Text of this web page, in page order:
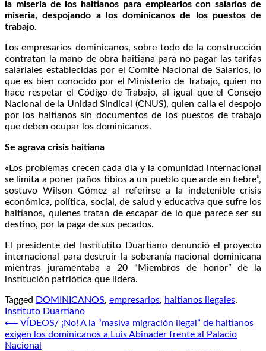
la miseria de los haitianos para emplearlos con salarios de
miseria, despojando a los dominicanos de los puestos de
trabajo.
Los empresarios dominicanos, sobre todo de la construcción
contratan la mano de obra haitiana para no pagar las tarifas
salariales establecidas por el Comité Nacional de Salarios, lo
que es bien conocido por el Ministerio de Trabajo, quien no
hace respetar el Código de Trabajo, al igual que el Consejo
Nacional de la Unidad Sindical (CNUS), quien calla el despojo
por los haitianos sin documentos de los puestos de trabajo
que deben ocupar los dominicanos.
Se agrava crisis haitiana
«Los problemas crecen cada día y la comunidad internacional
se limita a poner paños tibios a un pueblo que arde en fiebre”,
sostuvo Wilson Gómez al referirse a la indetenible crisis
económica, política, social, de salud y educativa que sufre los
haitianos, quienes tratan de escapar de lo que parece ser su
destino, por la paga de sus pecados.
El presidente del Institutito Duartiano denunció el proyecto
internacional para destruir la soberanía nacional dominicana
mientras juramentaba a 20 “Miembros de honor” de la
institución patriótica que lidera.
Tagged DOMINICANOS, empresarios, haitianos ilegales,
Instituto Duartiano
Navegación
de
⟵ VÍDEOS/ ¡No! A la “masiva migración ilegal” de haitianos
exigen los dominicanos a Luis Abinader frente al Palacio
Nacional